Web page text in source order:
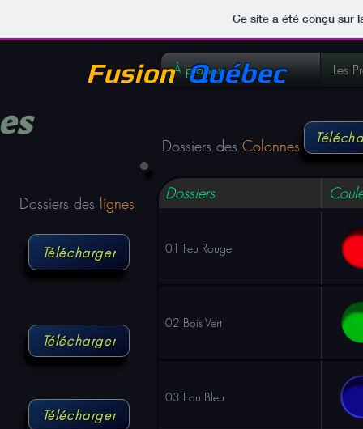
Ce site a été conçu sur
Fusion Québec
À propos Les
Dossiers des Colonnes
Dossiers
01 Feu Rouge
02 Bois Vert
03 Eau Bleu
Télécharger
Dossiers des lignes
Télécharger
Télécharger